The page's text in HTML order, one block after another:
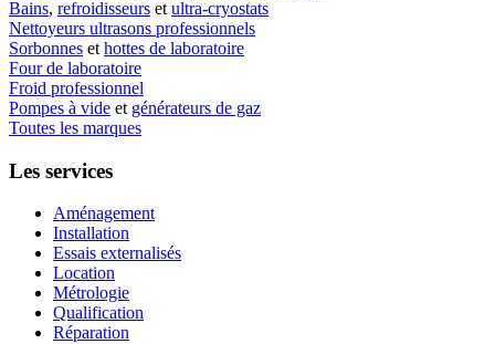
Bains, refroidisseurs et ultra-cryostats
Nettoyeurs ultrasons professionnels
Sorbonnes et hottes de laboratoire
Four de laboratoire
Froid professionnel
Pompes à vide et générateurs de gaz
Toutes les marques
Les services
Aménagement
Installation
Essais externalisés
Location
Métrologie
Qualification
Réparation